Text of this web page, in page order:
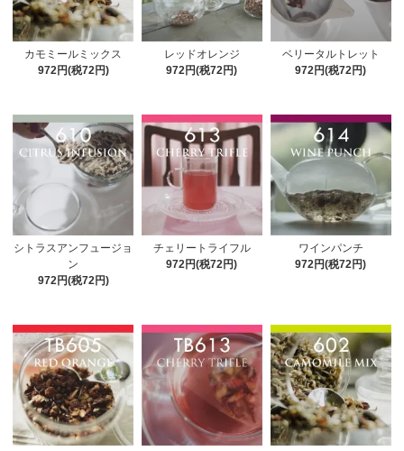
カモミールミックス
972円(税72円)
レッドオレンジ
972円(税72円)
ベリータルトレット
972円(税72円)
シトラスアンフュージョ
ン
972円(税72円)
チェリートライフル
972円(税72円)
ワインパンチ
972円(税72円)